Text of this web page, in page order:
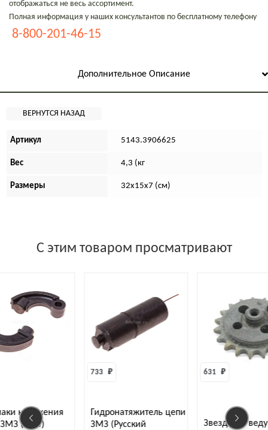
отображаться не весь ассортимент.
Полная информация у наших консультантов по бесплатному телефону
8-800-201-46-15
Дополнительное Описание
Артикул 5143.3906625
Вес 4,3 (кг
Размеры 32х15х7 (см)
С этим товаром просматривают
натяжения
(2 шт)
Гидронатяжитель цепи
ЗМЗ (Русский
733 ₽
Звездочка
631 ₽